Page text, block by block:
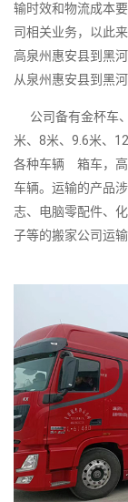
输时效和物流成本
司相关业务，以此
高泉州惠安县到黑
从泉州惠安县到黑
公司备有金杯车
米、8米、9.6米、
各种车辆 箱车，高
车辆。运输的产品
志、电脑零配件、
子等的搬家公司运